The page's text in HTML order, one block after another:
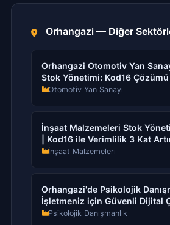
Orhangazi — Diğer
Orhangazi Otomotiv Yan
Stok Yönetimi: Kod16 Çözümü
Otomotiv Yan Sanayi
İnşaat Malzemeleri Stok
| Kod16 ile Verimlilik 3 Kat
İnşaat Malzemeleri
Orhangazi'de Psikolojik
İşletmeniz için Güvenli Dijital
Psikolojik Danışmanlık